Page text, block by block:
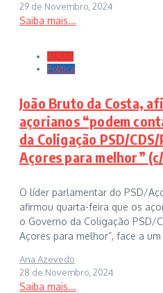
29 de Novembro, 2024
Saiba mais...
ALRAA
Politica
João Bruto da Costa,
açorianos “podem
da Coligação PSD/
Açores para melhor”
O líder parlamentar do PSD/
afirmou quarta-feira que os
o Governo da Coligação PSD/
Açores para melhor”, face a um
Ana Azevedo
28 de Novembro, 2024
Saiba mais...